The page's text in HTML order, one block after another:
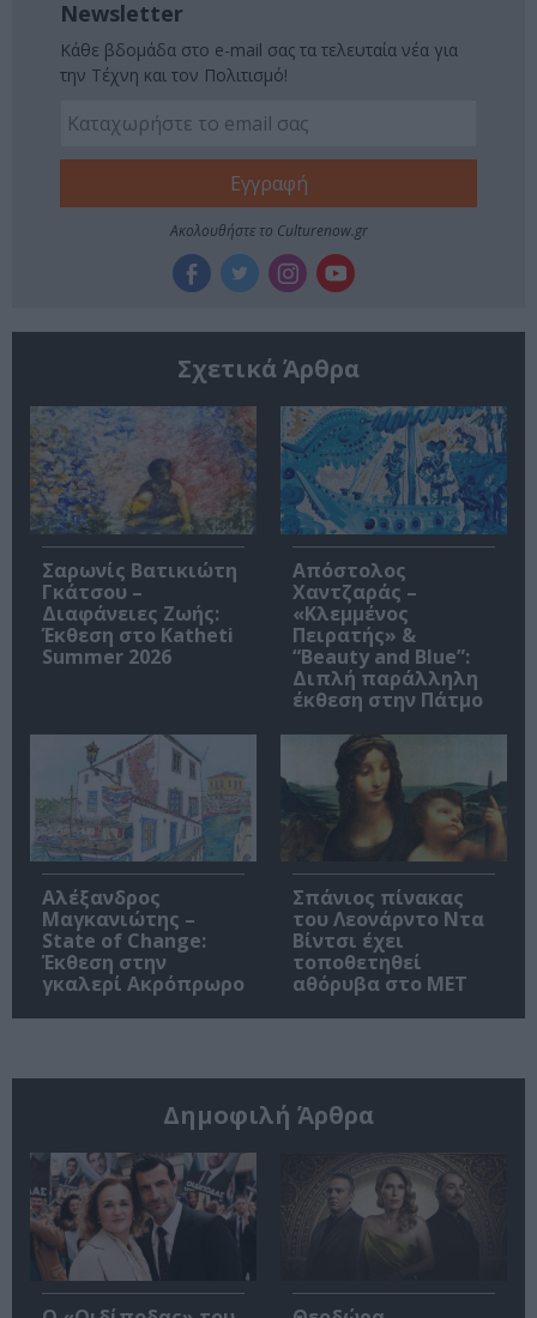
Newsletter
Κάθε βδομάδα στο e-mail σας τα τελευταία νέα για
την Τέχνη και τον Πολιτισμό!
Ακολουθήστε το Culturenow.gr
Σχετικά Άρθρα
Σαρωνίς Βατικιώτη
Γκάτσου –
Διαφάνειες Ζωής:
Έκθεση στο Katheti
Summer 2026
Απόστολος
Χαντζαράς –
«Κλεμμένος
Πειρατής» &
“Beauty and Blue”:
Διπλή παράλληλη
έκθεση στην Πάτμο
Αλέξανδρος
Μαγκανιώτης –
State of Change:
Έκθεση στην
γκαλερί Ακρόπρωρο
Σπάνιος πίνακας
του Λεονάρντο Ντα
Βίντσι έχει
τοποθετηθεί
αθόρυβα στο MET
Δημοφιλή Άρθρα